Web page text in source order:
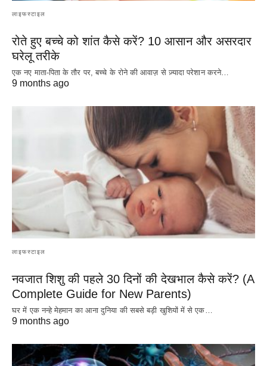
लाइफस्टाइल
रोते हुए बच्चे को शांत कैसे करें? 10 आसान और असरदार
घरेलू तरीके
एक नए माता-पिता के तौर पर, बच्चे के रोने की आवाज़ से ज़्यादा परेशान करने…
9 months ago
लाइफस्टाइल
नवजात शिशु की पहले 30 दिनों की देखभाल कैसे करें? (A
Complete Guide for New Parents)
घर में एक नन्हे मेहमान का आना दुनिया की सबसे बड़ी खुशियों में से एक…
9 months ago